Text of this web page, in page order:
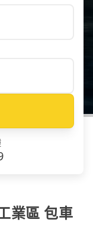
業區 包車